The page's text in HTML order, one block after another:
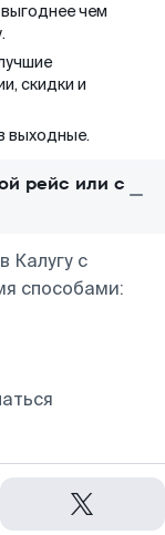
чем
скидки и
выходные.
рейс или с
Калугу с
способами: